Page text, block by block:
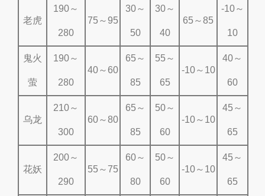
老虎
190～
280
75～95
30～
50
30～
40
65～85
-10～
10
鬼火
萤
190～
280
40～60
65～
85
55～
65
-10～10
40～
60
乌龙
210～
300
60～80
65～
85
50～
60
-10～10
45～
65
花妖
200～
290
55～75
60～
80
50～
60
-10～10
45～
65